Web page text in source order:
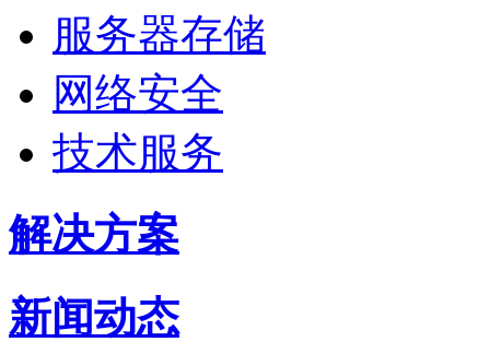
服务器存储
网络安全
技术服务
解决方案
新闻动态